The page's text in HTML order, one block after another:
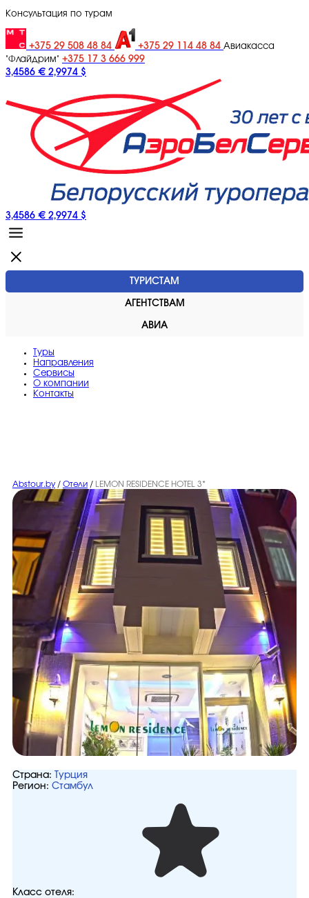
Консультация по турам
+375 29 508 48 84 +375 29 114 48 84 Авиакасса
"Флайдрим" +375 17 3 666 999
3,4586 € 2,9974 $
3,4586 € 2,9974 $
ТУРИСТАМ
АГЕНТСТВАМ
АВИА
Туры
Направления
Сервисы
O компании
Контакты
Abstour.by / Отели / LEMON RESIDENCE HOTEL 3*
Страна:
Турция
Регион: Стамбул
Класс отеля: